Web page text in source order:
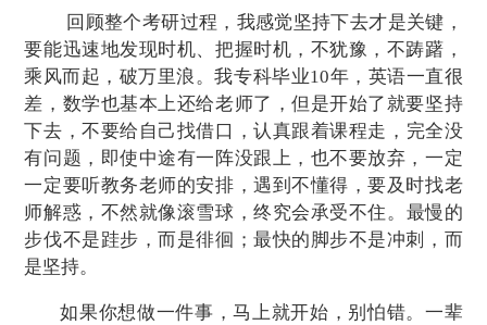
回顾整个考研过程，我感觉坚持下去才是关键，
要能迅速地发现时机、把握时机，不犹豫，不踌躇，
乘风而起，破万里浪。我专科毕业10年，英语一直很
差，数学也基本上还给老师了，但是开始了就要坚持
下去，不要给自己找借口 ，认真跟着课程走，完全没
有问题， 即使中途有一阵没跟上，也不要放弃，一定
一定要听教务老师的安排，遇到不懂得，要及时找老
师解惑，不然就像滚雪球，终究会承受不住。 最慢的
步伐不是跬步，而是徘徊；最快的脚步不是冲刺，而
是坚持。
如果你想做一件事，马上就开始，别怕错。一辈